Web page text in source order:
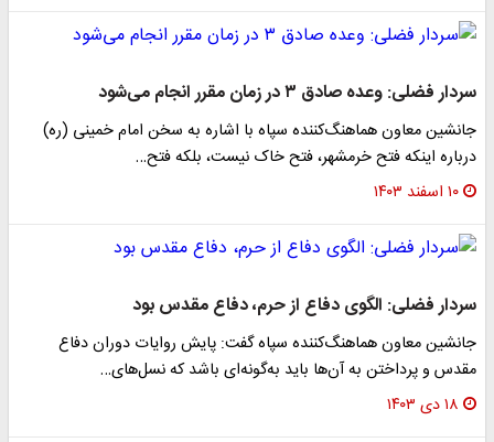
سردار فضلی: وعده صادق ۳ در زمان مقرر انجام می‌شود
جانشین معاون هماهنگ‌کننده سپاه با اشاره به سخن امام خمینی (ره)
درباره اینکه فتح خرمشهر، فتح خاک نیست، بلکه فتح…
۱۰ اسفند ۱۴۰۳
سردار فضلی: الگوی دفاع از حرم، دفاع مقدس بود
جانشین معاون هماهنگ‌کننده سپاه گفت: پایش روایات دوران دفاع
مقدس و پرداختن به آن‌ها باید به‌گونه‌ای باشد که نسل‌های…
۱۸ دی ۱۴۰۳